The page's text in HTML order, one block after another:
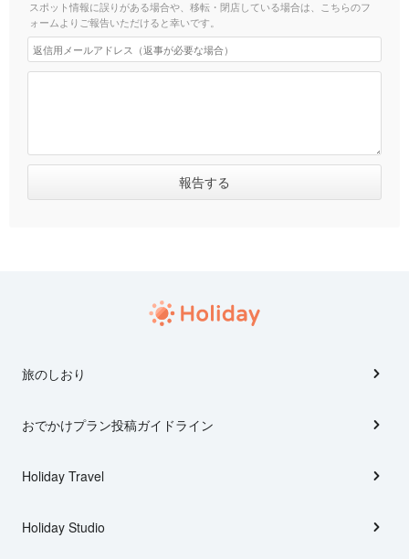
スポット情報に誤りがある場合や、移転・閉店している場合は、こちらのフ
ォームよりご報告いただけると幸いです。
旅のしおり
おでかけプラン投稿ガイドライン
Holiday Travel
Holiday Studio